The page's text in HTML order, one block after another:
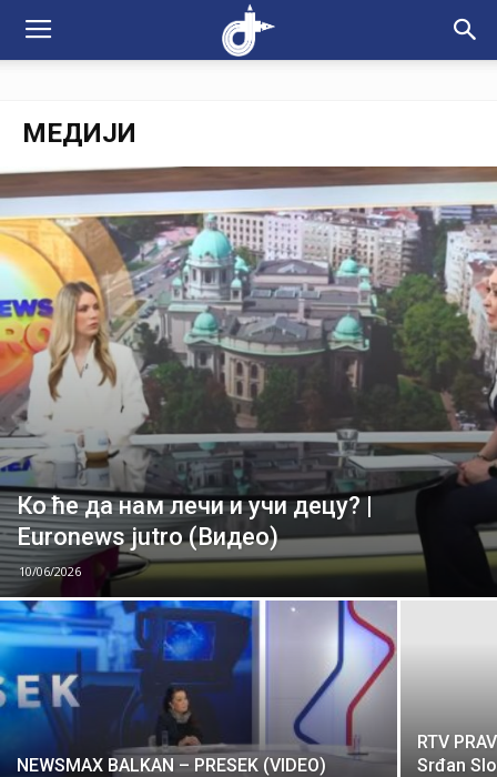
МЕДИЈИ
Ко ће да нам лечи и учи децу? |
Euronews jutro (Видео)
10/06/2026
NEWSMAX BALKAN – PRESEK (VIDEO)
RTV
Srđan